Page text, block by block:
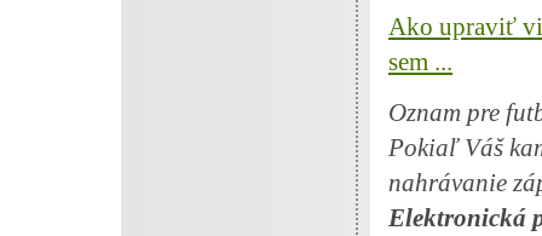
Ako upraviť
sem ...
Oznam pre
Pokiaľ Váš
nahrávanie
Elektronická